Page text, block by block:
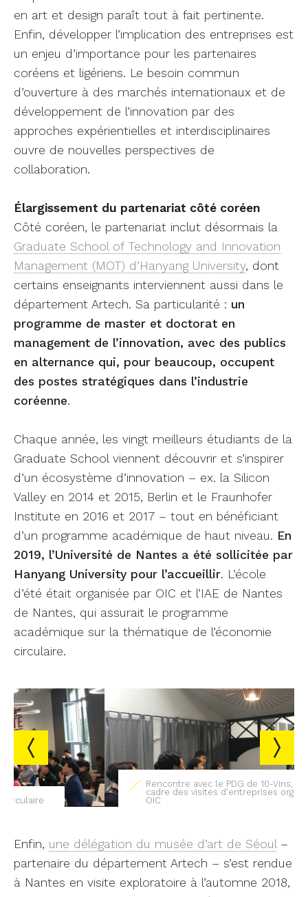
collaboration.
Élargissement du partenariat côté coréen
Côté coréen, le partenariat inclut désormais la
Graduate School of Technology and Innovation
Management (MOT) d’Hanyang University
certains enseignants interviennent aussi dans le
département Artech. Sa particularité :
programme de master et doctorat en
en alternance qui, pour beaucoup, occupent
des postes stratégiques dans l’industrie
coréenne
Chaque année, les vingt meilleurs étudiants de la
Graduate School viennent découvrir et s’inspirer
d’un écosystème d’innovation – ex. la Silicon
Valley en 2014 et 2015, Berlin et le Fraunhofer
Institute en 2016 et 2017 – tout en bénéficiant
d’un programme académique de haut niveau.
2019, l’Université de Nantes a été sollicitée par
d’été était organisée par OIC et l’IAE de Nantes
de Nantes, qui assurait le programme
académique sur la thématique de l’économie
circulaire.
Rencontre avec le PDG de 10-Vins, dans le
cadre des visites d'entreprises organisées par
OIC
partenaire du département Artech – s’est rendue
à Nantes en visite exploratoire à l’automne 2018,
pour s’inspirer de la dynamique créative et
culturelle.